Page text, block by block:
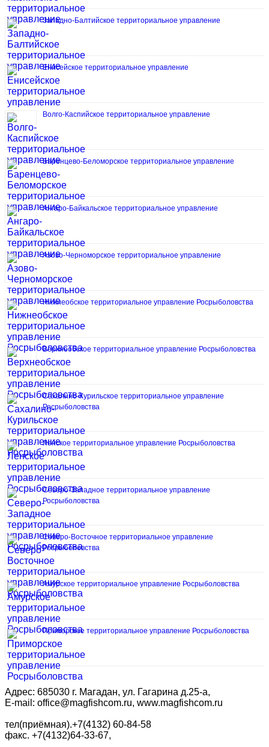
Западно-Балтийское территориальное управление
Енисейское территориальное управление
Волго-Каспийское территориальное управление
Баренцево-Беломорское территориальное управление
Ангаро-Байкальское территориальное управление
Азово-Черноморское территориальное управление
Нижнеобское территориальное управление Росрыболовства
Верхнеобское территориальное управление Росрыболовства
Сахалино-Курильское территориальное управление
Росрыболовства
Ленское территориальное управление Росрыболовства
Северо-Западное территориальное управление
Росрыболовства
Северо-Восточное территориальное управление
Росрыболовства
Амурское территориальное управление Росрыболовства
Приморское территориальное управление Росрыболовства
Адрес: 685030 г. Магадан, ул. Гагарина д.25-а,
E-mail: office@magfishcom.ru, www.magfishcom.ru
тел(приёмная).+7(4132) 60-84-58
факс. +7(4132)64-33-67,